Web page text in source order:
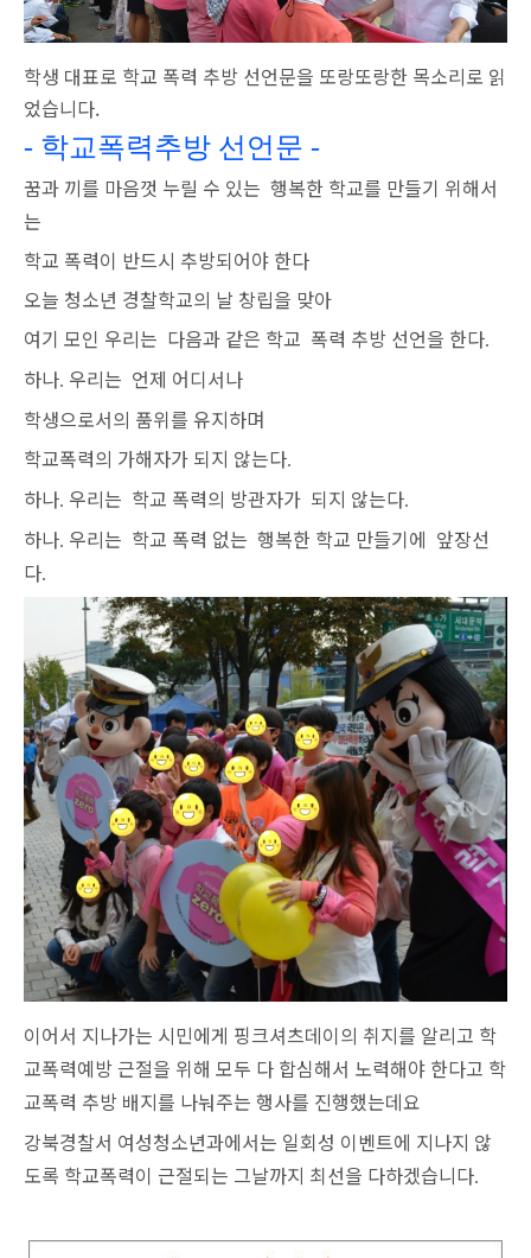
학생 대표로 학교 폭력 추방 선언문을 또랑또랑한 목소리로 읽
었습니다.
- 학교폭력추방 선언문 -
꿈과 끼를 마음껏 누릴 수 있는 행복한 학교를 만들기 위해서
는
학교 폭력이 반드시 추방되어야 한다
오늘 청소년 경찰학교의 날 창립을 맞아
여기 모인 우리는 다음과 같은 학교 폭력 추방 선언을 한다.
하나. 우리는 언제 어디서나
학생으로서의 품위를 유지하며
학교폭력의 가해자가 되지 않는다.
하나. 우리는 학교 폭력의 방관자가 되지 않는다.
하나. 우리는 학교 폭력 없는 행복한 학교 만들기에 앞장선
다.
이어서 지나가는 시민에게 핑크셔츠데이의 취지를 알리고 학
교폭력예방 근절을 위해 모두 다 합심해서 노력해야 한다고 학
교폭력 추방 배지를 나눠주는 행사를 진행했는데요
강북경찰서 여성청소년과에서는 일회성 이벤트에 지나지 않
도록 학교폭력이 근절되는 그날까지 최선을 다하겠습니다.